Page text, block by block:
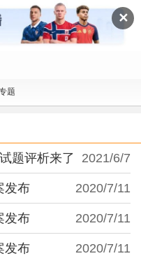
✕
答案
题
2021/6/7
题评析来了
2020/7/11
发布
2020/7/11
发布
2020/7/11
发布